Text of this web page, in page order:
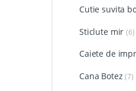
Cutie suvita
Sticlute mir (6)
Caiete de
Cana Botez (7)